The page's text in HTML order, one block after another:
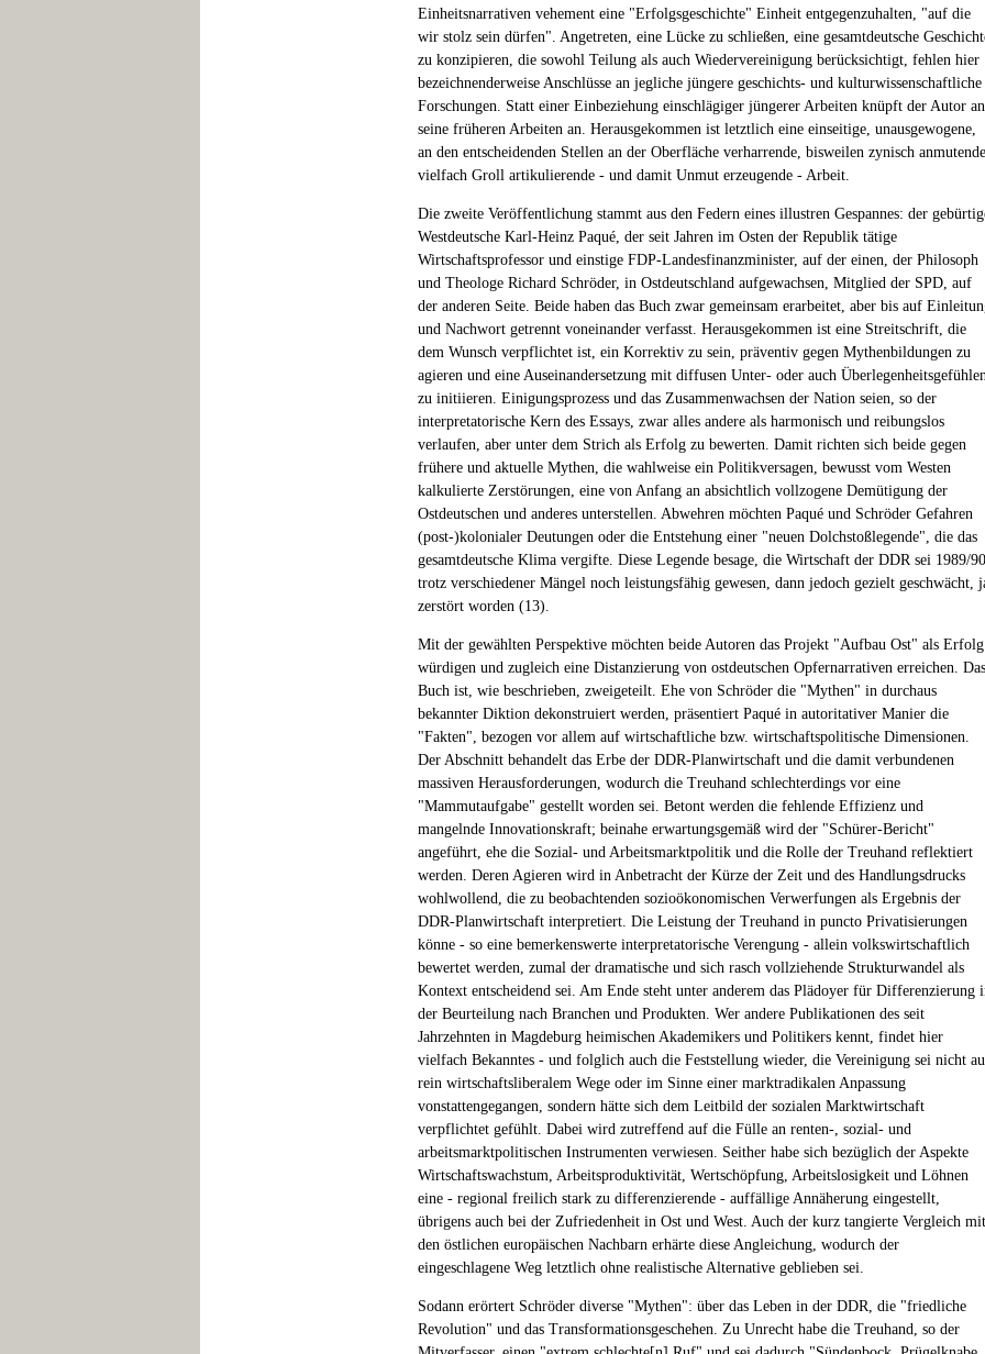
Einheitsnarrativen vehement eine "Erfolgsgeschichte" Einheit entgegenzuhalten, "auf die
wir stolz sein dürfen". Angetreten, eine Lücke zu schließen, eine gesamtdeutsche
zu konzipieren, die sowohl Teilung als auch Wiedervereinigung berücksichtigt, fehlen hier
bezeichnenderweise Anschlüsse an jegliche jüngere geschichts- und kulturwissenschaftliche
Forschungen. Statt einer Einbeziehung einschlägiger jüngerer Arbeiten knüpft der Autor an
seine früheren Arbeiten an. Herausgekommen ist letztlich eine einseitige, unausgewogene,
an den entscheidenden Stellen an der Oberfläche verharrende, bisweilen zynisch
vielfach Groll artikulierende - und damit Unmut erzeugende - Arbeit.
Die zweite Veröffentlichung stammt aus den Federn eines illustren Gespannes: der
Westdeutsche Karl-Heinz Paqué, der seit Jahren im Osten der Republik tätige
Wirtschaftsprofessor und einstige FDP-Landesfinanzminister, auf der einen, der Philosoph
und Theologe Richard Schröder, in Ostdeutschland aufgewachsen, Mitglied der SPD, auf
der anderen Seite. Beide haben das Buch zwar gemeinsam erarbeitet, aber bis auf
und Nachwort getrennt voneinander verfasst. Herausgekommen ist eine Streitschrift, die
dem Wunsch verpflichtet ist, ein Korrektiv zu sein, präventiv gegen Mythenbildungen zu
agieren und eine Auseinandersetzung mit diffusen Unter- oder auch
zu initiieren. Einigungsprozess und das Zusammenwachsen der Nation seien, so der
interpretatorische Kern des Essays, zwar alles andere als harmonisch und reibungslos
verlaufen, aber unter dem Strich als Erfolg zu bewerten. Damit richten sich beide gegen
frühere und aktuelle Mythen, die wahlweise ein Politikversagen, bewusst vom Westen
kalkulierte Zerstörungen, eine von Anfang an absichtlich vollzogene Demütigung der
Ostdeutschen und anderes unterstellen. Abwehren möchten Paqué und Schröder Gefahren
(post-)kolonialer Deutungen oder die Entstehung einer "neuen Dolchstoßlegende", die das
gesamtdeutsche Klima vergifte. Diese Legende besage, die Wirtschaft der DDR sei 1989/90
trotz verschiedener Mängel noch leistungsfähig gewesen, dann jedoch gezielt geschwächt,
zerstört worden (13).
Mit der gewählten Perspektive möchten beide Autoren das Projekt "Aufbau Ost" als Erfolg
würdigen und zugleich eine Distanzierung von ostdeutschen Opfernarrativen erreichen. Das
Buch ist, wie beschrieben, zweigeteilt. Ehe von Schröder die "Mythen" in durchaus
bekannter Diktion dekonstruiert werden, präsentiert Paqué in autoritativer Manier die
"Fakten", bezogen vor allem auf wirtschaftliche bzw. wirtschaftspolitische Dimensionen.
Der Abschnitt behandelt das Erbe der DDR-Planwirtschaft und die damit verbundenen
massiven Herausforderungen, wodurch die Treuhand schlechterdings vor eine
"Mammutaufgabe" gestellt worden sei. Betont werden die fehlende Effizienz und
mangelnde Innovationskraft; beinahe erwartungsgemäß wird der "Schürer-Bericht"
angeführt, ehe die Sozial- und Arbeitsmarktpolitik und die Rolle der Treuhand reflektiert
werden. Deren Agieren wird in Anbetracht der Kürze der Zeit und des Handlungsdrucks
wohlwollend, die zu beobachtenden sozioökonomischen Verwerfungen als Ergebnis der
DDR-Planwirtschaft interpretiert. Die Leistung der Treuhand in puncto Privatisierungen
könne - so eine bemerkenswerte interpretatorische Verengung - allein volkswirtschaftlich
bewertet werden, zumal der dramatische und sich rasch vollziehende Strukturwandel als
Kontext entscheidend sei. Am Ende steht unter anderem das Plädoyer für Differenzierung
der Beurteilung nach Branchen und Produkten. Wer andere Publikationen des seit
Jahrzehnten in Magdeburg heimischen Akademikers und Politikers kennt, findet hier
vielfach Bekanntes - und folglich auch die Feststellung wieder, die Vereinigung sei nicht
rein wirtschaftsliberalem Wege oder im Sinne einer marktradikalen Anpassung
vonstattengegangen, sondern hätte sich dem Leitbild der sozialen Marktwirtschaft
verpflichtet gefühlt. Dabei wird zutreffend auf die Fülle an renten-, sozial- und
arbeitsmarktpolitischen Instrumenten verwiesen. Seither habe sich bezüglich der Aspekte
Wirtschaftswachstum, Arbeitsproduktivität, Wertschöpfung, Arbeitslosigkeit und Löhnen
eine - regional freilich stark zu differenzierende - auffällige Annäherung eingestellt,
übrigens auch bei der Zufriedenheit in Ost und West. Auch der kurz tangierte Vergleich mit
den östlichen europäischen Nachbarn erhärte diese Angleichung, wodurch der
eingeschlagene Weg letztlich ohne realistische Alternative geblieben sei.
Sodann erörtert Schröder diverse "Mythen": über das Leben in der DDR, die "friedliche
Revolution" und das Transformationsgeschehen. Zu Unrecht habe die Treuhand, so der